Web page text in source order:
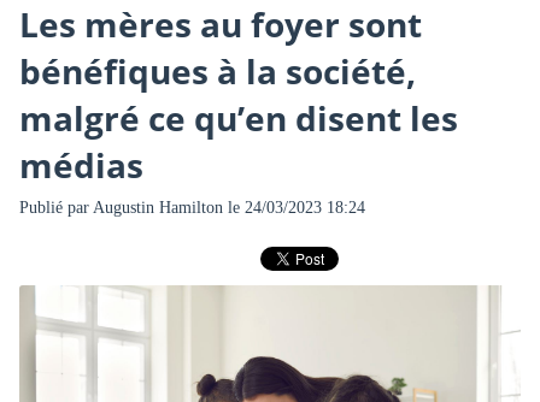
Les mères au foyer sont
bénéfiques à la société,
malgré ce qu’en disent les
médias
Publié par Augustin Hamilton le 24/03/2023 18:24